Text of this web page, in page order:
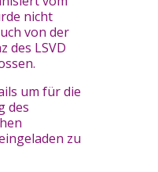
nicht
von der
des LSVD
um für die
des
zu